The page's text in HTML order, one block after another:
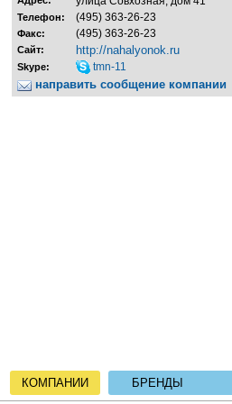
Телефон: (495) 363-26-23
Факс: (495) 363-26-23
Сайт: http://nahalyonok.ru
Skype: tmn-11
направить сообщение компании
КОМПАНИИ БРЕНДЫ